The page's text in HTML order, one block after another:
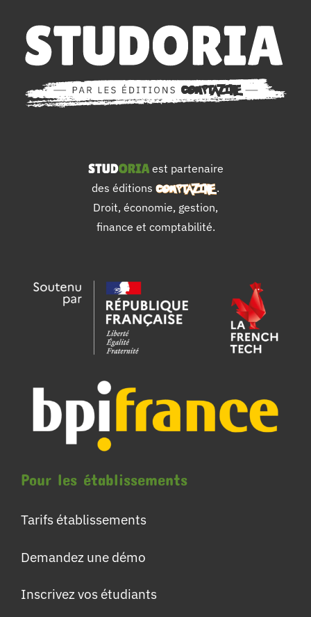
est partenaire
des éditions
.
Droit, économie, gestion,
finance et comptabilité.
Pour les établissements
Tarifs établissements
Demandez une démo
Inscrivez vos étudiants